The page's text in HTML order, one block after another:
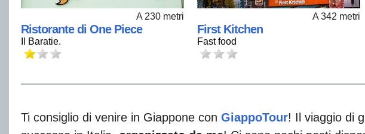
A 230 metri
Ristorante di One Piece
Il Baratie.
A 342 metri
First Kitchen
Fast food
Ti consiglio di venire in Giappone con GiappoTour! Il viaggio di